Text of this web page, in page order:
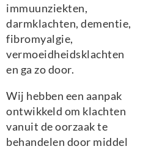
immuunziekten,
darmklachten, dementie,
fibromyalgie,
vermoeidheidsklachten
en ga zo door.
Wij hebben een aanpak
ontwikkeld om klachten
vanuit de oorzaak te
behandelen door middel